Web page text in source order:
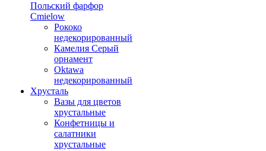
Польский фарфор
Сmielow
Рококо
недекорированный
Камелия Серый
орнамент
Oktawa
недекорированный
Хрусталь
Вазы для цветов
хрустальные
Конфетницы и
салатники
хрустальные